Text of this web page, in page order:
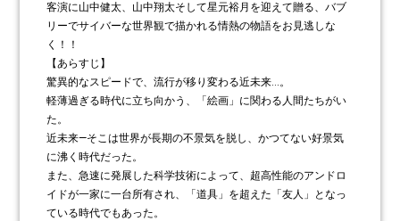
客演に山中健太、山中翔太そして星元裕月を迎えて贈る、バブ
リーでサイバーな世界観で描かれる情熱の物語をお見逃しな
く！！
【あらすじ】
驚異的なスピードで、流行が移り変わる近未来…。
軽薄過ぎる時代に立ち向かう、「絵画」に関わる人間たちがい
た。
近未来―そこは世界が長期の不景気を脱し、かつてない好景気
に沸く時代だった。
また、急速に発展した科学技術によって、超高性能のアンドロ
イドが一家に一台所有され、「道具」を超えた「友人」となっ
ている時代でもあった。